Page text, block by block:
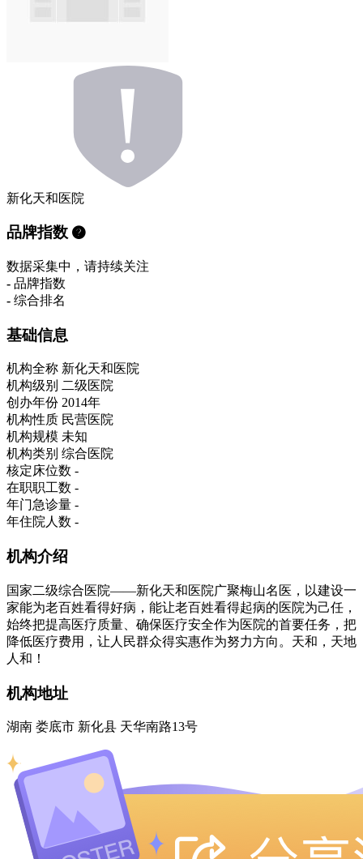
新化天和医院
品牌指数
数据采集中，请持续关注
- 品牌指数
- 综合排名
基础信息
机构全称 新化天和医院
机构级别 二级医院
创办年份 2014年
机构性质 民营医院
机构规模 未知
机构类别 综合医院
核定床位数 -
在职职工数 -
年门急诊量 -
年住院人数 -
机构介绍
国家二级综合医院——新化天和医院广聚梅山名医，以建设一
家能为老百姓看得好病，能让老百姓看得起病的医院为己任，
始终把提高医疗质量、确保医疗安全作为医院的首要任务，把
降低医疗费用，让人民群众得实惠作为努力方向。天和，天地
人和！
机构地址
湖南 娄底市 新化县 天华南路13号